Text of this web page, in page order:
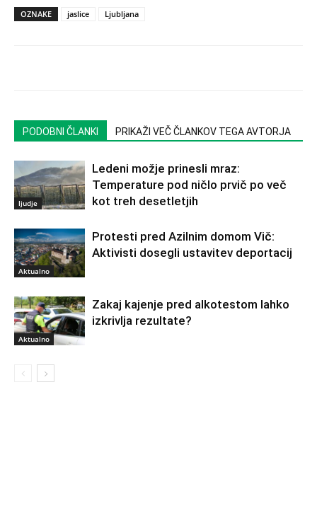
OZNAKE jaslice Ljubljana
PODOBNI ČLANKI PRIKAŽI VEČ ČLANKOV TEGA AVTORJA
ljudje
Ledeni možje prinesli mraz:
Temperature pod ničlo prvič po več
kot treh desetletjih
Aktualno
Protesti pred Azilnim domom Vič:
Aktivisti dosegli ustavitev deportacij
Aktualno
Zakaj kajenje pred alkotestom lahko
izkrivlja rezultate?